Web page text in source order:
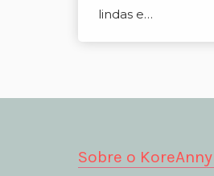
lindas e…
Sobre o KoreAnny